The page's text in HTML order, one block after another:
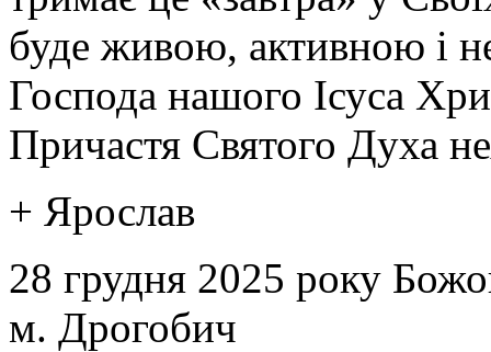
буде живою, активною і
Господа нашого Ісуса
Причастя Святого Духа
+ Ярослав
28 грудня 2025 року
м. Дрогобич